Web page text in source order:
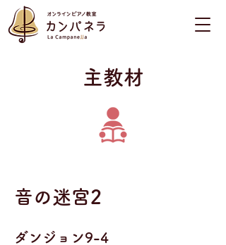
​主教材
音の迷宮2
ダンジョン9-4